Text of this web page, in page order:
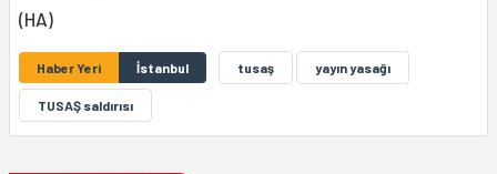
(HA)
Haber Yeri İstanbul tusaş yayın yasağı
TUSAŞ saldırısı